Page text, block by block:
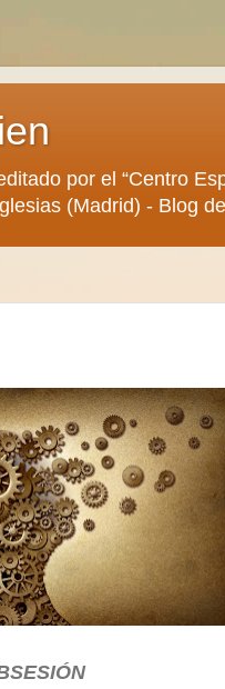
por el “Centro
(Madrid) - Blog